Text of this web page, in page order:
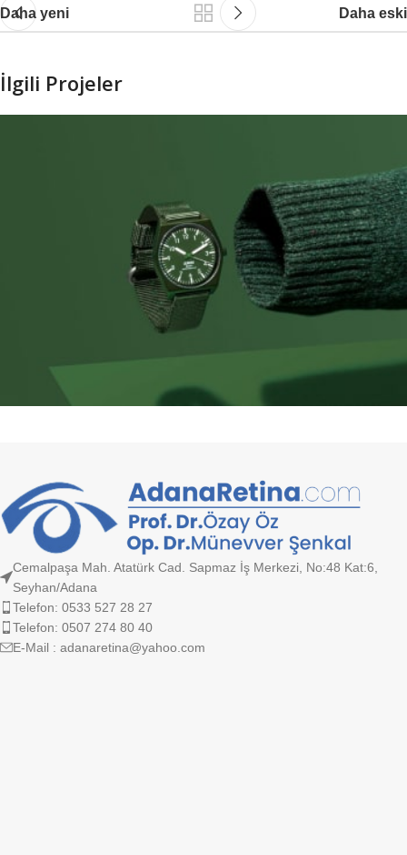
Daha yeni Daha eski
İlgili Projeler
Cemalpaşa Mah. Atatürk Cad. Sapmaz İş Merkezi, No:48 Kat:6,
Seyhan/Adana
Telefon: 0533 527 28 27
Telefon: 0507 274 80 40
E-Mail : adanaretina@yahoo.com